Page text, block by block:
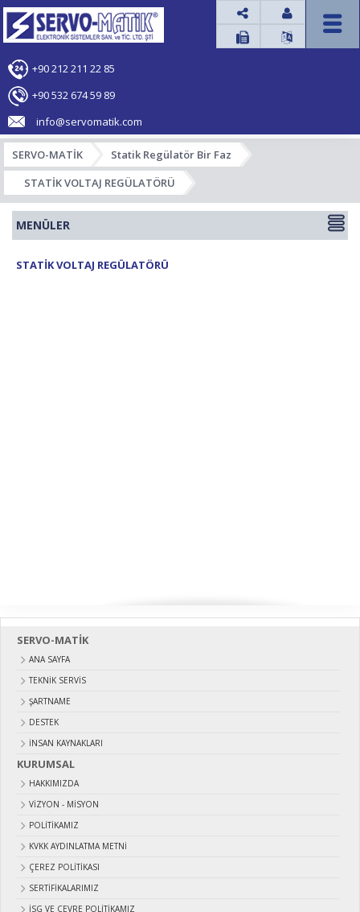




+90 212 211 22 85
+90 532 674 59 89
info@servomatik.com
SERVO-MATİK
Statik Regülatör Bir Faz
STATİK VOLTAJ REGÜLATÖRÜ
MENÜLER
STATİK VOLTAJ REGÜLATÖRÜ
SERVO-MATİK
ANA SAYFA
TEKNİK SERVİS
ŞARTNAME
DESTEK
İNSAN KAYNAKLARI
KURUMSAL
HAKKIMIZDA
VIZYON - MISYON
POLITIKAMIZ
KVKK AYDINLATMA METNI
ÇEREZ POLITIKASI
SERTIFIKALARIMIZ
İSG VE ÇEVRE POLITIKAMIZ